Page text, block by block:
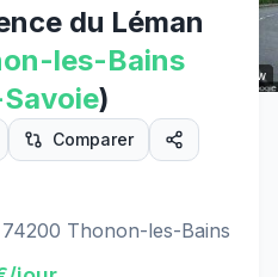
Street View
du Léman
les-Bains
)
Comparer
Thonon-les-Bains